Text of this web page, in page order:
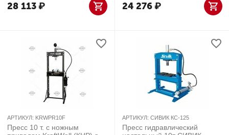
28 113₽ 24 276₽
АРТИКУЛ: KRWPR10F
Пресс 10 т. с ножным
АРТИКУЛ: СИВИК КС-125
Пресс гидравлический